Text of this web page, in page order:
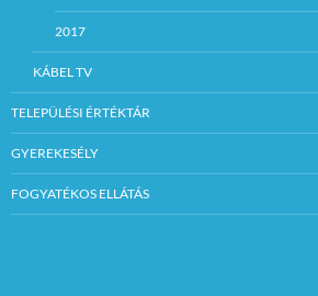
2017
KÁBEL TV
TELEPÜLÉSI ÉRTÉKTÁR
GYEREKESÉLY
FOGYATÉKOS ELLÁTÁS